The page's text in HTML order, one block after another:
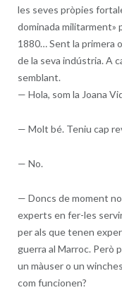
les seves pròpies
dominada militarment»
1880… Sent la primera
de la seva indústria. A
semblant.
— Hola, som la Joana
— Molt bé. Teniu cap
— No.
— Doncs de moment
experts en fer-les
per als que tenen
guerra al Marroc. Però
un màuser o un
com funcionen?